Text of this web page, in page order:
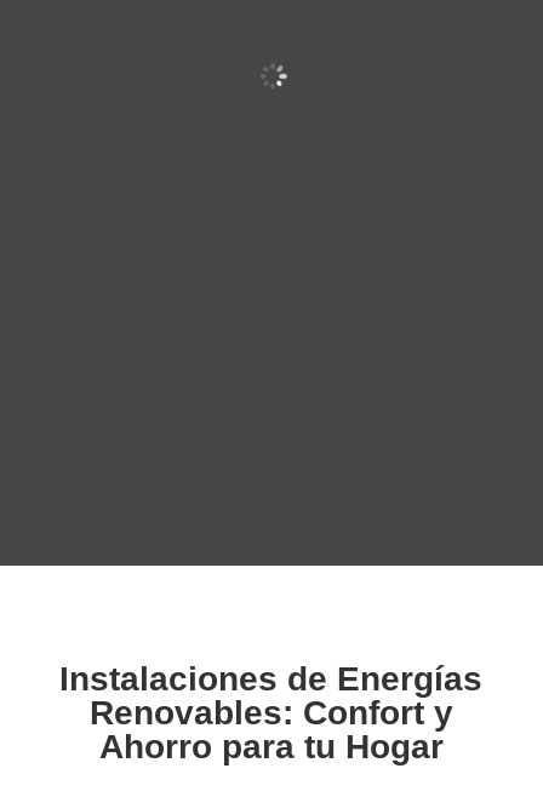
Instalaciones de Energías
Renovables: Confort y
Ahorro para tu Hogar